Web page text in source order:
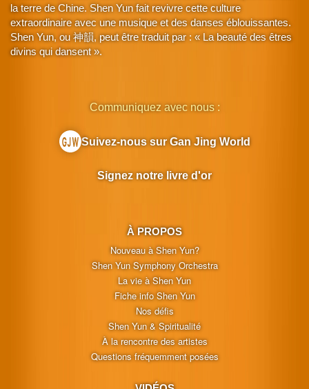
la terre de Chine. Shen Yun fait revivre cette culture
extraordinaire avec une musique et des danses éblouissantes.
Shen Yun, ou 神韻, peut être traduit par : « La beauté des êtres
divins qui dansent ».
À PROPOS
Nouveau à Shen Yun?
Shen Yun Symphony Orchestra
La vie à Shen Yun
Fiche info Shen Yun
Nos défis
Shen Yun & Spiritualité
À la rencontre des artistes
Questions fréquemment posées
Communiquez avec nous :
Suivez-nous sur Gan Jing World
Signez notre livre d'or